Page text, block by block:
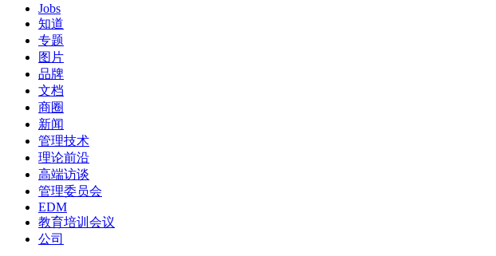
Jobs
知道
专题
图片
品牌
文档
商圈
新闻
管理技术
理论前沿
高端访谈
管理委员会
EDM
教育培训会议
公司